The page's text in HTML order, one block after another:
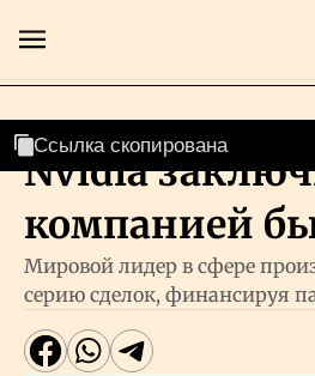
Главная
Технологии
Nvidia
компанией
Мировой лидер в сфере
серию сделок, финансируя
Ссылка скопирована
Ссылка скопирована
Ссылка скопирована